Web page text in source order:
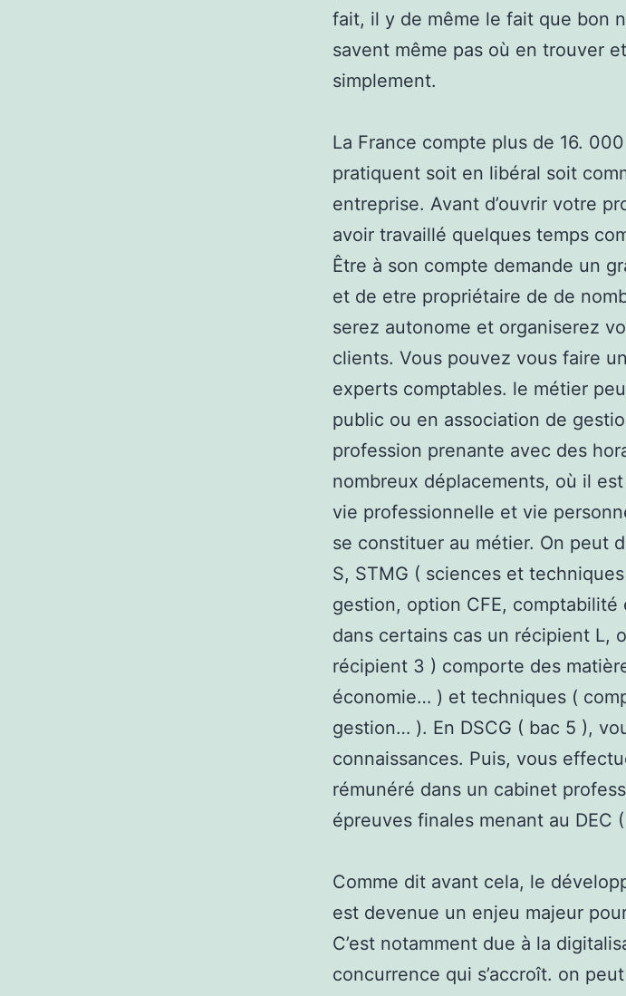
fait, il y de même le fait que bon
savent même pas où en trouver
simplement.
La France compte plus de 16.
pratiquent soit en libéral soit
entreprise. Avant d’ouvrir votre
avoir travaillé quelques temps
Être à son compte demande un
et de etre propriétaire de de
serez autonome et organiserez
clients. Vous pouvez vous faire
experts comptables. le métier
public ou en association de
profession prenante avec des
nombreux déplacements, où il
vie professionnelle et vie
se constituer au métier. On peut
S, STMG ( sciences et
gestion, option CFE,
dans certains cas un récipient L,
récipient 3 ) comporte des
économie… ) et techniques (
gestion… ). En DSCG ( bac 5 ),
connaissances. Puis, vous
rémunéré dans un cabinet
épreuves finales menant au DEC
Comme dit avant cela, le
est devenue un enjeu majeur
C’est notamment due à la
concurrence qui s’accroît. on